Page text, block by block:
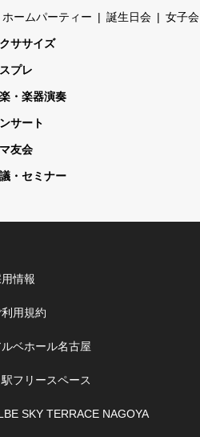
ホームパーティー 誕生日会 女子会
ササイズ
プレ
・楽器演奏
サート
友会
・セミナー
情報
利用規約
ルベホール名古屋
フリースペース
SKY TERRACE NAGOYA